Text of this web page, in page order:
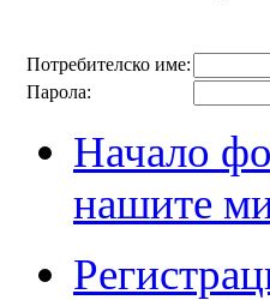
Потребителско име:
Парола:
Начало
нашите